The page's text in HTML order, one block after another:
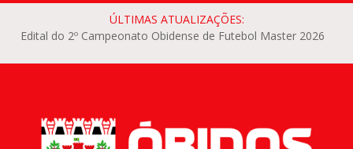
ÚLTIMAS ATUALIZAÇÕES:
Edital do 2º Campeonato Obidense de Futebol Master 2026